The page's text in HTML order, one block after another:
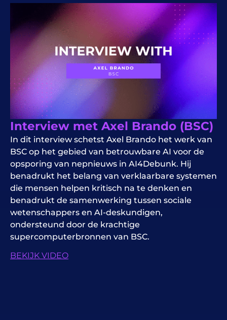
Interview met Axel Brando (BSC)
In dit interview schetst Axel Brando het werk van
BSC op het gebied van betrouwbare AI voor de
opsporing van nepnieuws in AI4Debunk. Hij
benadrukt het belang van verklaarbare systemen
die mensen helpen kritisch na te denken en
benadrukt de samenwerking tussen sociale
wetenschappers en AI-deskundigen,
ondersteund door de krachtige
supercomputerbronnen van BSC.
BEKIJK VIDEO